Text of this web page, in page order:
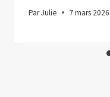
ParJulie 7 mars 2026